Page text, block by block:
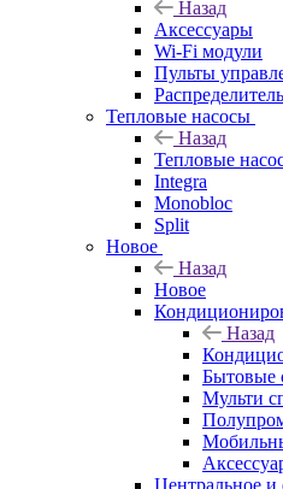
Назад
Аксессуары
Wi-Fi модули
Пульты
Тепловые насосы
Назад
Тепловые
Integra
Monobloc
Split
Новое
Назад
Новое
Назад
Бытовые
Мульти
Центральное и